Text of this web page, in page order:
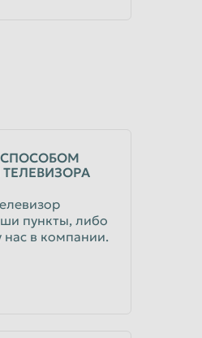
СПОСОБОМ
пункты, либо
нас в компании.